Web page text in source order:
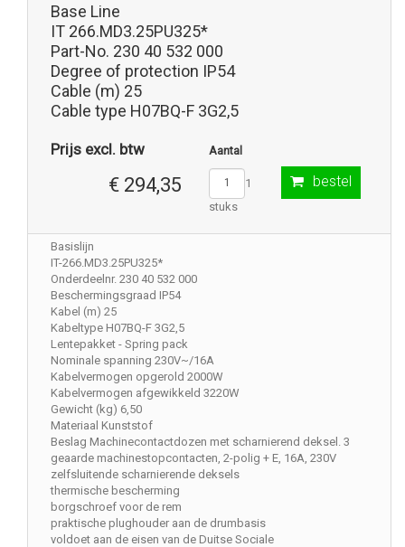
Base Line
IT 266.MD3.25PU325*
Part-No. 230 40 532 000
Degree of protection IP54
Cable (m) 25
Cable type H07BQ-F 3G2,5
Prijs excl. btw
€ 294,35
Aantal
1
stuks
bestel
Basislijn
IT-266.MD3.25PU325*
Onderdeelnr. 230 40 532 000
Beschermingsgraad IP54
Kabel (m) 25
Kabeltype H07BQ-F 3G2,5
Lentepakket - Spring pack
Nominale spanning 230V~/16A
Kabelvermogen opgerold 2000W
Kabelvermogen afgewikkeld 3220W
Gewicht (kg) 6,50
Materiaal Kunststof
Beslag Machinecontactdozen met scharnierend deksel. 3
geaarde machinestopcontacten, 2-polig + E, 16A, 230V
zelfsluitende scharnierende deksels
thermische bescherming
borgschroef voor de rem
praktische plughouder aan de drumbasis
voldoet aan de eisen van de Duitse Sociale